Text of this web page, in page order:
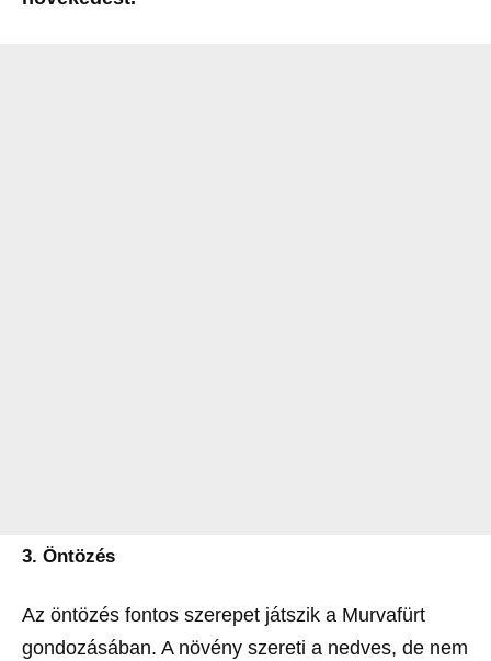
3. Öntözés
Az öntözés fontos szerepet játszik a Murvafürt
gondozásában. A növény szereti a nedves, de nem